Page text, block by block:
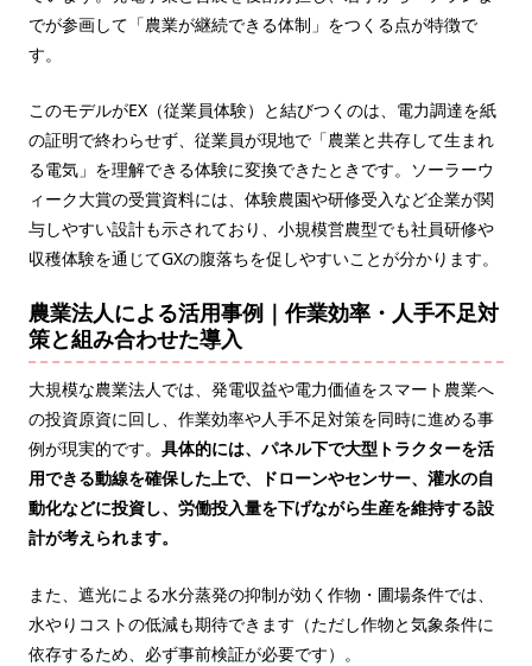
でが参画して「農業が継続できる体制」をつくる点が特徴で
す。
このモデルがEX（従業員体験）と結びつくのは、電力調達を紙
の証明で終わらせず、従業員が現地で「農業と共存して生まれ
る電気」を理解できる体験に変換できたときです。ソーラーウ
ィーク大賞の受賞資料には、体験農園や研修受入など企業が関
与しやすい設計も示されており、小規模営農型でも社員研修や
収穫体験を通じてGXの腹落ちを促しやすいことが分かります。
農業法人による活用事例｜作業効率・人手不足対
策と組み合わせた導入
大規模な農業法人では、発電収益や電力価値をスマート農業へ
の投資原資に回し、作業効率や人手不足対策を同時に進める事
例が現実的です。 具体的には、パネル下で大型トラクターを活
用できる動線を確保した上で、ドローンやセンサー、灌水の自
動化などに投資し、労働投入量を下げながら生産を維持する設
計が考えられます。
また、遮光による水分蒸発の抑制が効く作物・圃場条件では、
水やりコストの低減も期待できます（ただし作物と気象条件に
依存するため、必ず事前検証が必要です）。